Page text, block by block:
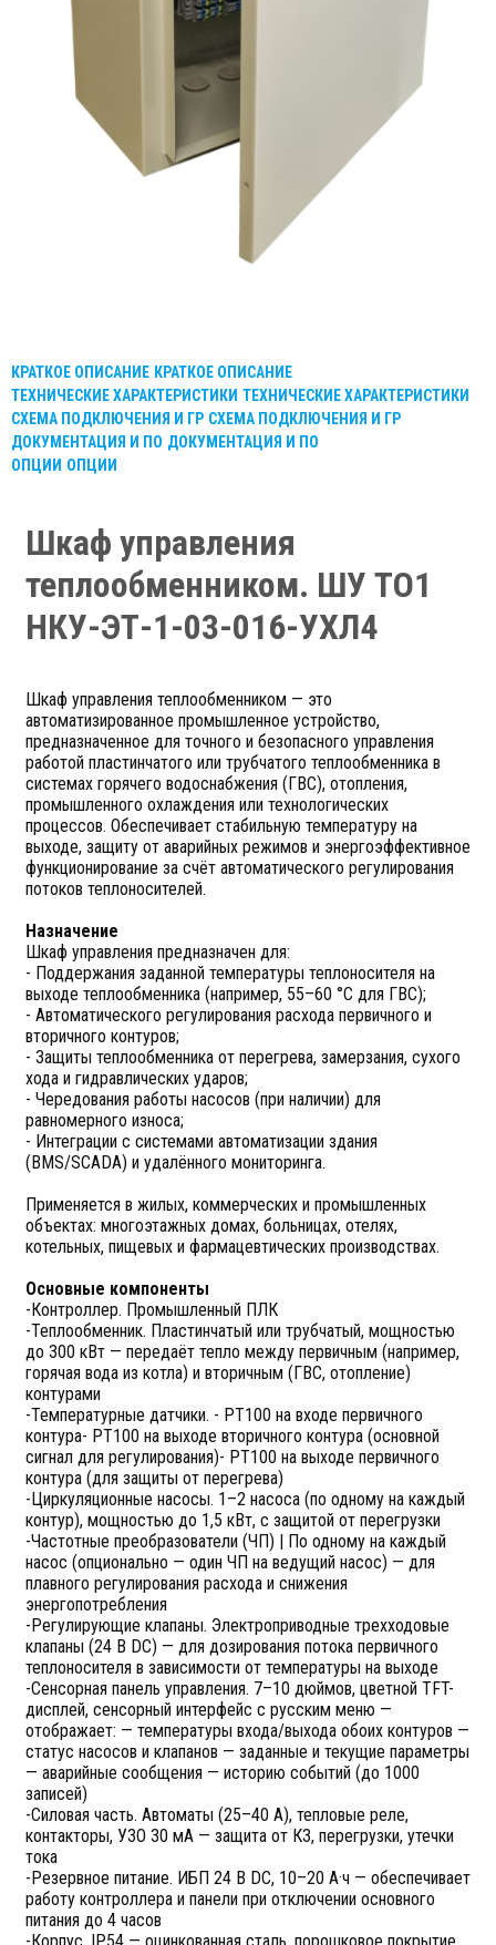
КРАТКОЕ ОПИСАНИЕ КРАТКОЕ ОПИСАНИЕ
ТЕХНИЧЕСКИЕ ХАРАКТЕРИСТИКИ ТЕХНИЧЕСКИЕ ХАРАКТЕРИСТИКИ
СХЕМА ПОДКЛЮЧЕНИЯ И ГР СХЕМА ПОДКЛЮЧЕНИЯ И ГР
ДОКУМЕНТАЦИЯ И ПО ДОКУМЕНТАЦИЯ И ПО
ОПЦИИ ОПЦИИ
Шкаф управления
теплообменником. ШУ ТО1
НКУ-ЭТ-1-03-016-УХЛ4
Шкаф управления теплообменником — это
автоматизированное промышленное устройство,
предназначенное для точного и безопасного управления
работой пластинчатого или трубчатого теплообменника в
системах горячего водоснабжения (ГВС), отопления,
промышленного охлаждения или технологических
процессов. Обеспечивает стабильную температуру на
выходе, защиту от аварийных режимов и энергоэффективное
функционирование за счёт автоматического регулирования
потоков теплоносителей.
Назначение
Шкаф управления предназначен для:
- Поддержания заданной температуры теплоносителя на
выходе теплообменника (например, 55–60 °C для ГВС);
- Автоматического регулирования расхода первичного и
вторичного контуров;
- Защиты теплообменника от перегрева, замерзания, сухого
хода и гидравлических ударов;
- Чередования работы насосов (при наличии) для
равномерного износа;
- Интеграции с системами автоматизации здания
(BMS/SCADA) и удалённого мониторинга.
Применяется в жилых, коммерческих и промышленных
объектах: многоэтажных домах, больницах, отелях,
котельных, пищевых и фармацевтических производствах.
Основные компоненты
-Контроллер. Промышленный ПЛК
-Теплообменник. Пластинчатый или трубчатый, мощностью
до 300 кВт — передаёт тепло между первичным (например,
горячая вода из котла) и вторичным (ГВС, отопление)
контурами
-Температурные датчики. - PT100 на входе первичного
контура- PT100 на выходе вторичного контура (основной
сигнал для регулирования)- PT100 на выходе первичного
контура (для защиты от перегрева)
-Циркуляционные насосы. 1–2 насоса (по одному на каждый
контур), мощностью до 1,5 кВт, с защитой от перегрузки
-Частотные преобразователи (ЧП) | По одному на каждый
насос (опционально — один ЧП на ведущий насос) — для
плавного регулирования расхода и снижения
энергопотребления
-Регулирующие клапаны. Электроприводные трехходовые
клапаны (24 В DC) — для дозирования потока первичного
теплоносителя в зависимости от температуры на выходе
-Сенсорная панель управления. 7–10 дюймов, цветной TFT-
дисплей, сенсорный интерфейс с русским меню —
отображает: — температуры входа/выхода обоих контуров —
статус насосов и клапанов — заданные и текущие параметры
— аварийные сообщения — историю событий (до 1000
записей)
-Силовая часть. Автоматы (25–40 А), тепловые реле,
контакторы, УЗО 30 мА — защита от КЗ, перегрузки, утечки
тока
-Резервное питание. ИБП 24 В DC, 10–20 А·ч — обеспечивает
работу контроллера и панели при отключении основного
питания до 4 часов
-Корпус. IP54 — оцинкованная сталь, порошковое покрытие,